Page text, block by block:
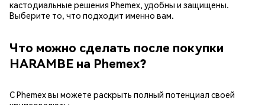
кастодиальные решения Phemex, удобны и защищены.
Выберите то, что подходит именно вам.
Что можно сделать после покупки
HARAMBE на Phemex?
С Phemex вы можете раскрыть полный потенциал своей